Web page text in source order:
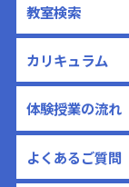
教室検索
カリキュラム
体験授業の流れ
よくあるご質問